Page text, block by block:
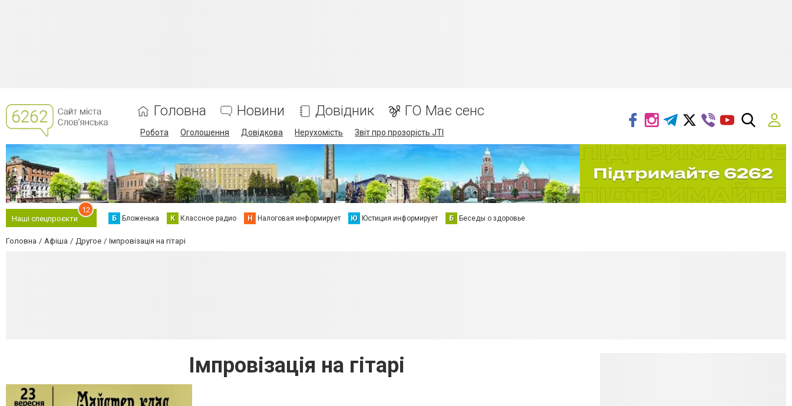
Головна Новини Довідник ГО Має сенс
Робота Оголошення Довідкова Нерухомість Звіт про прозорість JTI
Наші спецпроєкти
12
Б Бложенька К Классное радио Н Налоговая информирует Ю Юстиция информирует Б Беседы о здоровье
Головна Афіша Другое Імпровізація на гітарі
Імпровізація на гітарі